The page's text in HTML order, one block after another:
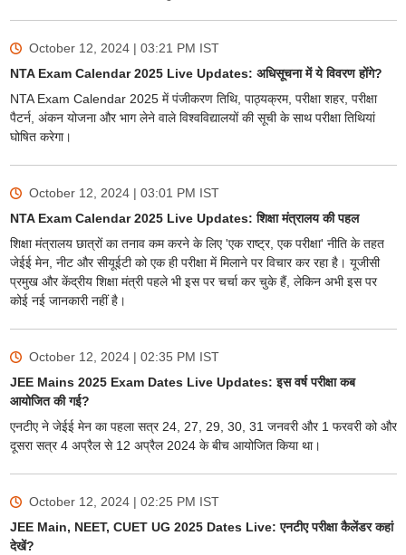
October 12, 2024 | 03:21 PM IST
NTA Exam Calendar 2025 Live Updates: अधिसूचना में ये विवरण होंगे?
NTA Exam Calendar 2025 में पंजीकरण तिथि, पाठ्यक्रम, परीक्षा शहर, परीक्षा
पैटर्न, अंकन योजना और भाग लेने वाले विश्वविद्यालयों की सूची के साथ परीक्षा तिथियां
घोषित करेगा।
October 12, 2024 | 03:01 PM IST
NTA Exam Calendar 2025 Live Updates: शिक्षा मंत्रालय की पहल
शिक्षा मंत्रालय छात्रों का तनाव कम करने के लिए 'एक राष्ट्र, एक परीक्षा' नीति के तहत
जेईई मेन, नीट और सीयूईटी को एक ही परीक्षा में मिलाने पर विचार कर रहा है। यूजीसी
प्रमुख और केंद्रीय शिक्षा मंत्री पहले भी इस पर चर्चा कर चुके हैं, लेकिन अभी इस पर
कोई नई जानकारी नहीं है।
October 12, 2024 | 02:35 PM IST
JEE Mains 2025 Exam Dates Live Updates: इस वर्ष परीक्षा कब
आयोजित की गई?
एनटीए ने जेईई मेन का पहला सत्र 24, 27, 29, 30, 31 जनवरी और 1 फरवरी को और
दूसरा सत्र 4 अप्रैल से 12 अप्रैल 2024 के बीच आयोजित किया था।
October 12, 2024 | 02:25 PM IST
JEE Main, NEET, CUET UG 2025 Dates Live: एनटीए परीक्षा कैलेंडर कहां
देखें?